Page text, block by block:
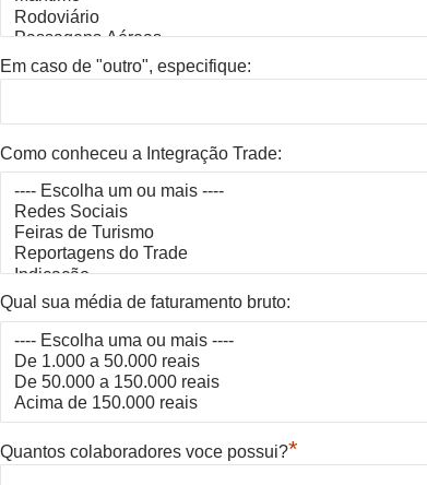
Em caso de "outro", especifique:
Como conheceu a Integração Trade:
Qual sua média de faturamento bruto:
Quantos colaboradores voce possui?*